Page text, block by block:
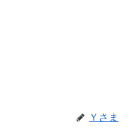
Ｙさま